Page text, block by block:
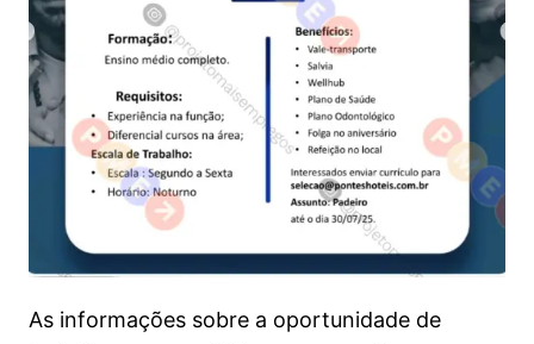
As informações sobre a oportunidade de